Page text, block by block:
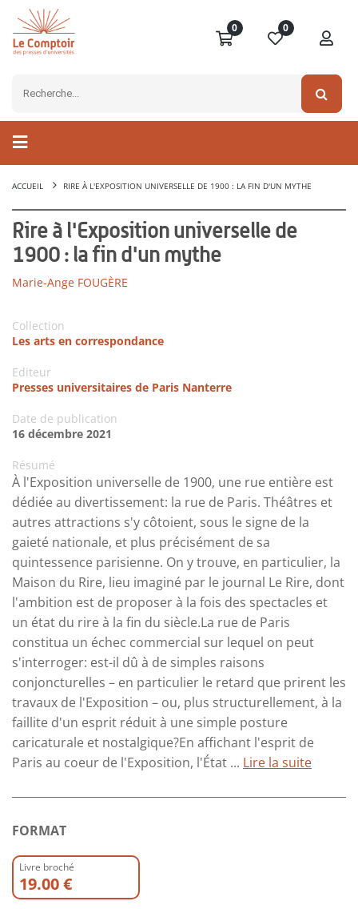
0 0
ACCUEIL RIRE À L'EXPOSITION UNIVERSELLE DE 1900 : LA FIN D'UN MYTHE
Rire à l'Exposition universelle de
1900 : la fin d'un mythe
Marie-Ange FOUGÈRE
Collection
Les arts en correspondance
Editeur
Presses universitaires de Paris Nanterre
Date de publication
16 décembre 2021
Résumé
À l'Exposition universelle de 1900, une rue entière est
dédiée au divertissement: la rue de Paris. Théâtres et
autres attractions s'y côtoient, sous le signe de la
gaieté nationale, et plus précisément de sa
quintessence parisienne. On y trouve, en particulier, la
Maison du Rire, lieu imaginé par le journal Le Rire, dont
l'ambition est de proposer à la fois des spectacles et
un état du rire à la fin du siècle.La rue de Paris
constitua un échec commercial sur lequel on peut
s'interroger: est-il dû à de simples raisons
conjoncturelles – en particulier le retard que prirent les
travaux de l'Exposition – ou, plus structurellement, à la
faillite d'un esprit réduit à une simple posture
caricaturale et nostalgique?En affichant l'esprit de
Paris au coeur de l'Exposition, l'État ... Lire la suite
FORMAT
Livre broché
19.00 €